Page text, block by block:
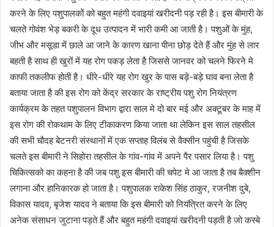
करने के लिए पशुपालकों को बहुत महंगी दवाइयां खरीदनी पड़ रही है। इस बीमारी के
चलते गोवंश भेड़ बकरी के दूध उत्पादन में भारी कमी आ जाती है। पशुओं के मुंह,
जीभ और मसूडा में छाले आ जाने के कारण खाना पीना छोड़ देते हैं और मुंह से लार
बहती है साथ ही खुरों में यह रोग पकड़ लेता है जिससे जानवर को चलने फिरने मे
काफी तकलीफ होती है। धीरे-धीरे यह रोग खुर के पास बड़े-बड़े घाव बना लेता है
बताया जाता है की इस रोग को केंद्र सरकार के राष्ट्रीय पशु रोग नियंत्रण
कार्यक्रम के तहत पशुपालन विभाग द्वारा साल मे दो बार मई और अक्टूबर के माह में
इस रोग की रोकथाम के लिए टीकाकरण किया जाता था लेकिन इस साल तहसील
की सभी चौदह बेटनरी संस्थानों में एक सप्ताह विलंब से वैक्सीन पहुंची है जिसके
चलते इस बीमारी ने सिहोरा तहसील के गांव-गांव में अपने पैर पसार लिया है। पशु
चिकित्सको का कहना है की जब पशु इस बीमारी की चपेट मे आ जाता है तब बैक्शीन
लगाना और हानिकारक हो जाता है। पशुपालक राकेश सिंह ठाकुर, रजनीश दुबे,
विकास यादव, बृजेश यादव ने बताया कि इस बीमारी को नियंत्रित करने के लिए
अनेक संसाधन जुटाना पड़ते हैं और बहुत महंगी दवाइयां खरीदनी पड़ती है जो कस्बे